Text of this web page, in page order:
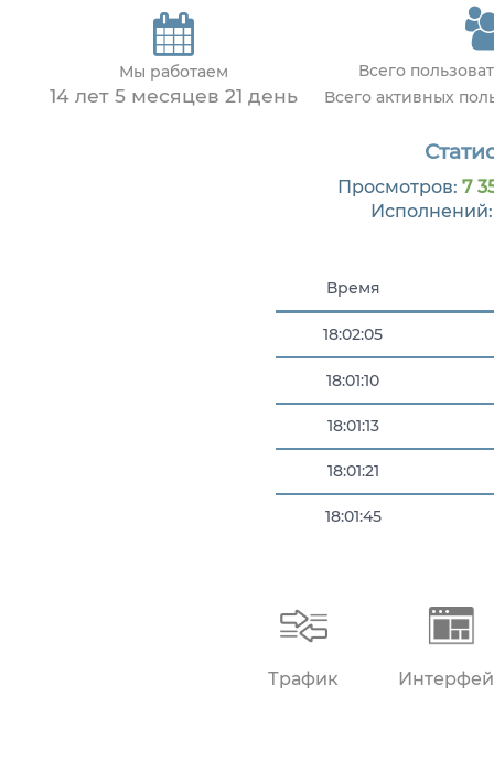
Мы работаем
14 лет 5 месяцев 21 день
Всего
Всего активных
Просмотров: 7
Время
18:02:05
18:01:10
18:01:13
18:01:21
18:01:45
Трафик